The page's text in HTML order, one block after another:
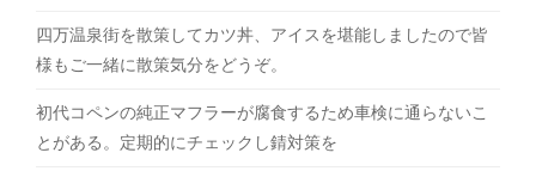
四万温泉街を散策してカツ丼、アイスを堪能しましたので皆
様もご一緒に散策気分をどうぞ。
初代コペンの純正マフラーが腐食するため車検に通らないこ
とがある。定期的にチェックし錆対策を